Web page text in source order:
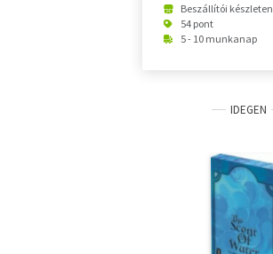
Beszállítói készleten
54 pont
5 - 10 munkanap
IDEGEN